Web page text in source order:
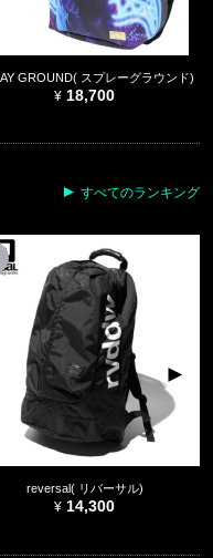
GROUND( スプレーグラウンド)
18,700
すべてのランキング
reversal( リバーサル)
14,300